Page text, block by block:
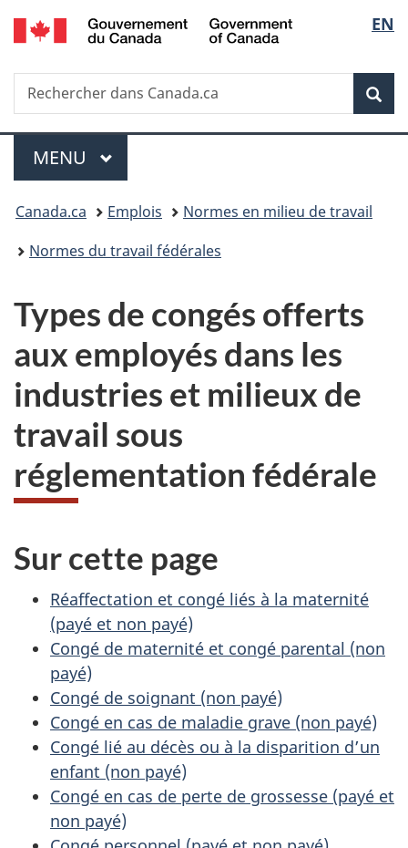
Passer
au
principal
Passer
à
Au
du
Passer
à
version
simplifiée
de
la
EN
Recherche
Rechercher
dans
Menu
MENU PRINCIPAL
Vous
êtes
Canada.ca Emplois
Normes en milieu de travail
Normes du travail fédérales
Types de congés offerts
aux employés dans les
industries et milieux de
travail sous
réglementation fédérale
Sur cette page
Réaffectation et congé liés à la maternité
(payé et non payé)
Congé de maternité et congé parental (non
payé)
Congé de soignant (non payé)
Congé en cas de maladie grave (non payé)
Congé lié au décès ou à la disparition d’un
enfant (non payé)
Congé en cas de perte de grossesse (payé et
non payé)